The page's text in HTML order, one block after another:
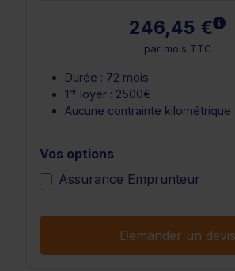
246,45 €
par mois TTC
Durée : 72 mois
1er loyer : 2500€
Aucune contrainte kilométrique
Vos options
Assurance Emprunteur
Demander un devis